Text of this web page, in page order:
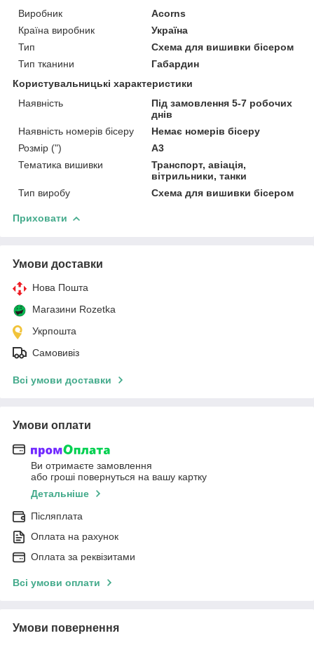
Виробник
Acorns
Країна виробник
Україна
Тип
Схема для вишивки бісером
Тип тканини
Габардин
Користувальницькі характеристики
Наявність
Під замовлення 5-7 робочих
днів
Наявність номерів бісеру
Немає номерів бісеру
Розмір (")
А3
Тематика вишивки
Транспорт, авіація,
вітрильники, танки
Тип виробу
Схема для вишивки бісером
Приховати
Умови доставки
Нова Пошта
Магазини Rozetka
Укрпошта
Самовивіз
Всі умови доставки
Умови оплати
Ви отримаєте замовлення
або гроші повернуться на вашу картку
Детальніше
Післяплата
Оплата на рахунок
Оплата за реквізитами
Всі умови оплати
Умови повернення